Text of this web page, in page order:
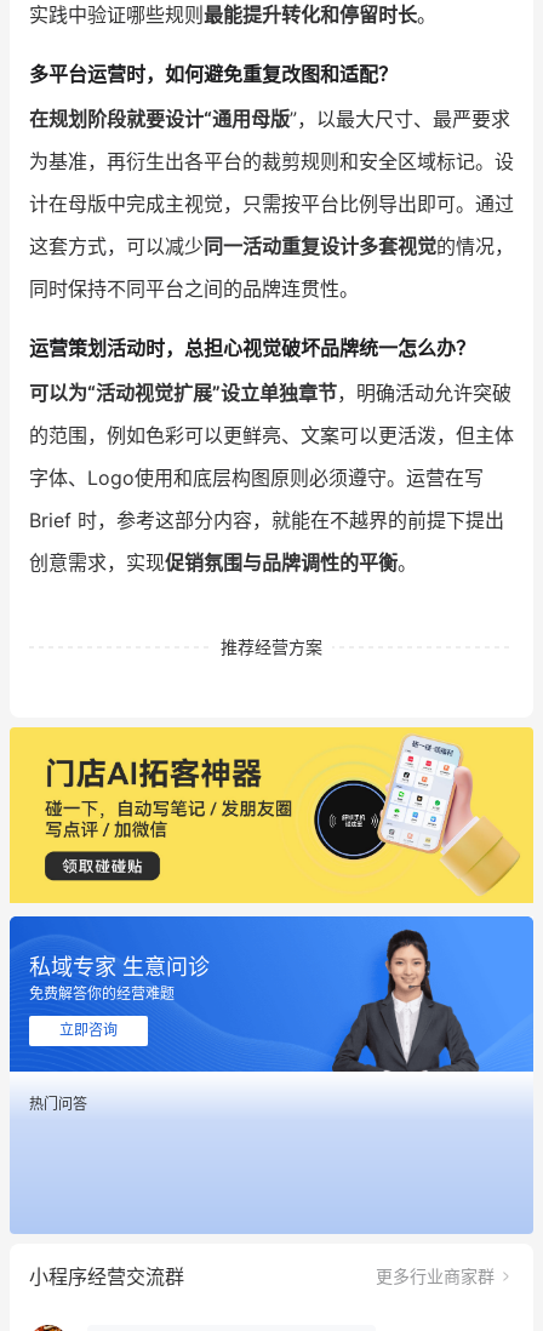
实践中验证哪些规则最能提升转化和停留时长。
多平台运营时，如何避免重复改图和适配？
在规划阶段就要设计“通用母版”，以最大尺寸、最严要求
为基准，再衍生出各平台的裁剪规则和安全区域标记。设
计在母版中完成主视觉，只需按平台比例导出即可。通过
这套方式，可以减少同一活动重复设计多套视觉的情况，
同时保持不同平台之间的品牌连贯性。
运营策划活动时，总担心视觉破坏品牌统一怎么办？
可以为“活动视觉扩展”设立单独章节，明确活动允许突破
的范围，例如色彩可以更鲜亮、文案可以更活泼，但主体
字体、Logo使用和底层构图原则必须遵守。运营在写
Brief 时，参考这部分内容，就能在不越界的前提下提出
创意需求，实现促销氛围与品牌调性的平衡。
推荐经营方案
私域专家 生意问诊
免费解答你的经营难题
立即咨询
热门问答
小程序经营交流群 更多行业商家群
这个营销策划案例推荐大家看一下
昨晚的直播课程太好啦❤️
冰墩墩货源充足需要的联系我